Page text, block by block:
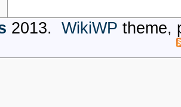
2013. WikiWP theme,